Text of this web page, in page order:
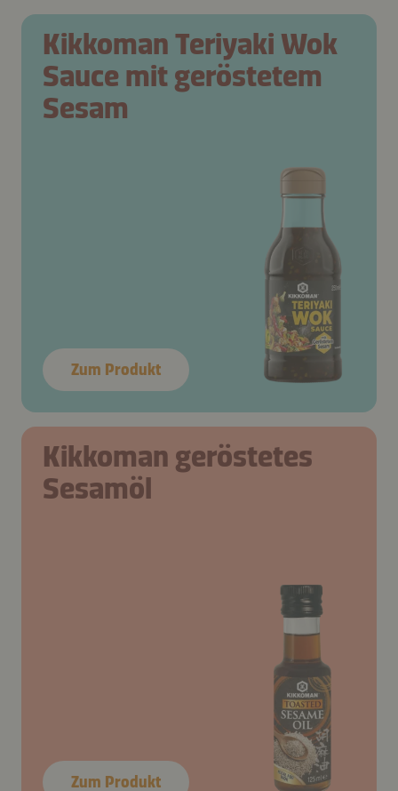
Kikkoman Teriyaki Wok
Sauce mit geröstetem
Sesam
Zum Produkt
Kikkoman geröstetes
Sesamöl
Zum Produkt